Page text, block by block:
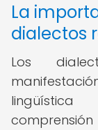
La
dialectos
Los